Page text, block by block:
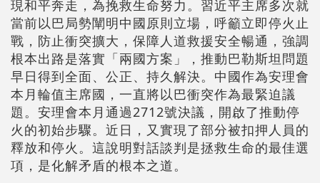
現和平奔走，為挽救生命努力。習近平主席多次就
當前以巴局勢闡明中國原則立場，呼籲立即停火止
戰，防止衝突擴大，保障人道救援安全暢通，強調
根本出路是落實「兩國方案」，推動巴勒斯坦問題
早日得到全面、公正、持久解決。中國作為安理會
本月輪值主席國，一直將以巴衝突作為最緊迫議
題。安理會本月通過2712號決議，開啟了推動停
火的初始步驟。近日，又實現了部分被扣押人員的
釋放和停火。這說明對話談判是拯救生命的最佳選
項，是化解矛盾的根本之道。